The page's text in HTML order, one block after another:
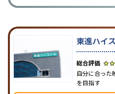
東進ハイ
自分に合った
を目指す